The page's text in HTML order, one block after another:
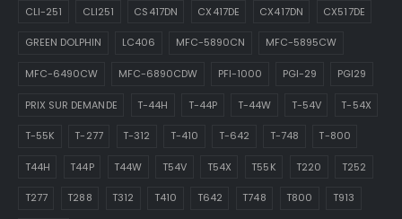
CLI-251 CLI251 CS417DN CX417DE CX417DN CX517DE
GREEN DOLPHIN LC406 MFC-5890CN MFC-5895CW
MFC-6490CW MFC-6890CDW PFI-1000 PGI-29 PGI29
PRIX SUR DEMANDE T-44H T-44P T-44W T-54V T-54X
T-55K T-277 T-312 T-410 T-642 T-748 T-800
T44H T44P T44W T54V T54X T55K T220 T252
T277 T288 T312 T410 T642 T748 T800 T913